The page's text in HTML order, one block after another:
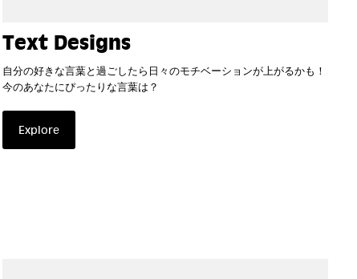
Text Designs
自分の好きな言葉と過ごしたら日々のモチベーションが上がるかも！
今のあなたにぴったりな言葉は？
Explore